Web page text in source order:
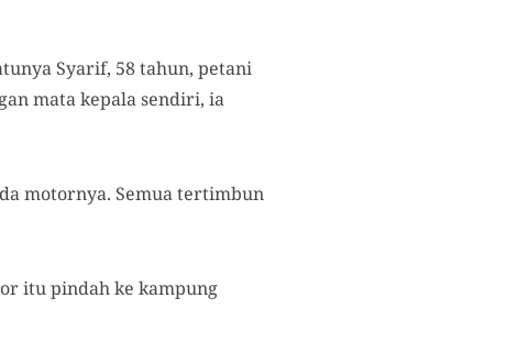
Syarif, 58 tahun, petani
mata kepala sendiri, ia
motornya. Semua tertimbun
itu pindah ke kampung